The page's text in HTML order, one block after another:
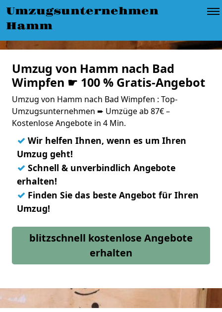
Umzugsunternehmen
Hamm
Umzug von Hamm nach Bad
Wimpfen ☛ 100 % Gratis-Angebot
Umzug von Hamm nach Bad Wimpfen : Top-
Umzugsunternehmen ➨ Umzüge ab 87€ –
Kostenlose Angebote in 4 Min.
✓ Wir helfen Ihnen, wenn es um Ihren
Umzug geht!
✓ Schnell & unverbindlich Angebote
erhalten!
✓ Finden Sie das beste Angebot für Ihren
Umzug!
blitzschnell kostenlose Angebote
erhalten